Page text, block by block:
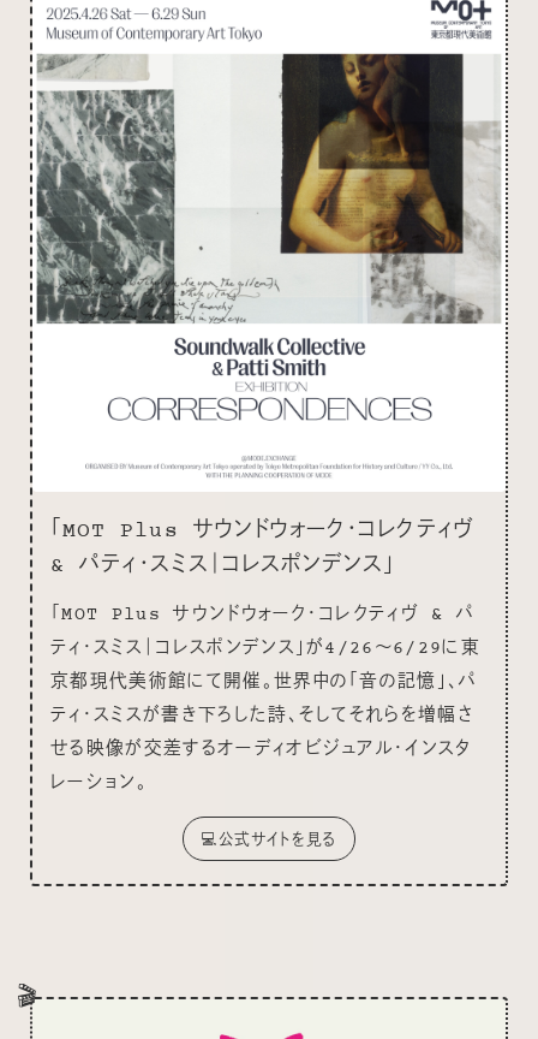
「MOT Plus サウンドウォーク・コレクティヴ
& パティ・スミス｜コレスポンデンス」
「MOT Plus サウンドウォーク・コレクティヴ & パ
ティ・スミス｜コレスポンデンス」が4/26〜6/29に東
京都現代美術館にて開催。世界中の「音の記憶」、パ
ティ・スミスが書き下ろした詩、そしてそれらを増幅さ
せる映像が交差するオーディオビジュアル・インスタ
レーション。
💻公式サイトを見る
🎬